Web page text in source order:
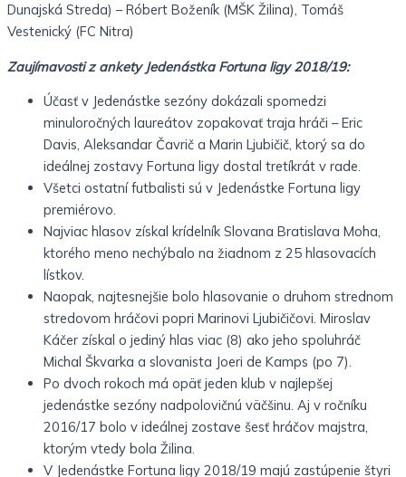
Dunajská Streda) – Róbert Boženík (MŠK Žilina), Tomáš
Vestenický (FC Nitra)
Zaujímavosti z ankety Jedenástka Fortuna ligy 2018/19:
Účasť v Jedenástke sezóny dokázali spomedzi
minuloročných laureátov zopakovať traja hráči – Eric
Davis, Aleksandar Čavrič a Marin Ljubičič, ktorý sa do
ideálnej zostavy Fortuna ligy dostal tretíkrát v rade.
Všetci ostatní futbalisti sú v Jedenástke Fortuna ligy
premiérovo.
Najviac hlasov získal krídelník Slovana Bratislava Moha,
ktorého meno nechýbalo na žiadnom z 25 hlasovacích
lístkov.
Naopak, najtesnejšie bolo hlasovanie o druhom strednom
stredovom hráčovi popri Marinovi Ljubičičovi. Miroslav
Káčer získal o jediný hlas viac (8) ako jeho spoluhráč
Michal Škvarka a slovanista Joeri de Kamps (po 7).
Po dvoch rokoch má opäť jeden klub v najlepšej
jedenástke sezóny nadpolovičnú väčšinu. Aj v ročníku
2016/17 bolo v ideálnej zostave šesť hráčov majstra,
ktorým vtedy bola Žilina.
V Jedenástke Fortuna ligy 2018/19 majú zastúpenie štyri